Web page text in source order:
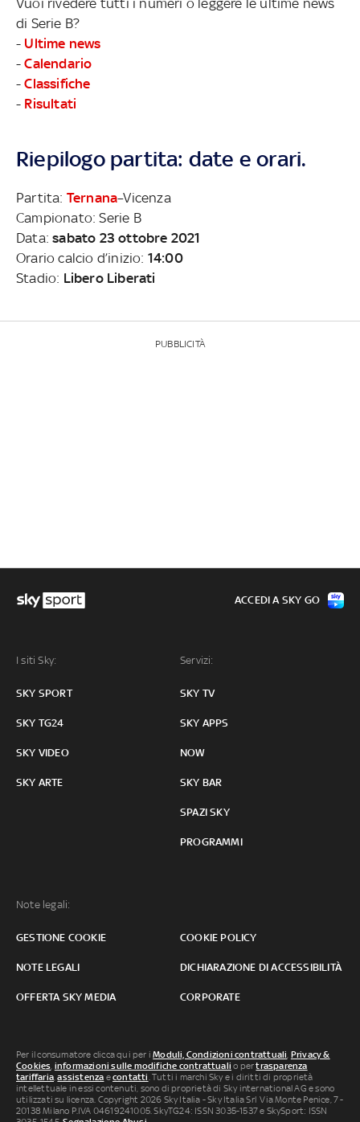
di Serie B?
- Ultime news
-Calendario
-Classifiche
- Risultati
Riepilogo partita: date e orari.
Partita: Ternana–Vicenza
Campionato: Serie B
Data:sabato 23 ottobre 2021
Orario calcio d’inizio: 14:00
Stadio: Libero Liberati
PUBBLICITÀ
I siti Sky:
SKY SPORT
SKY TG24
SKY VIDEO
SKY ARTE
Servizi:
SKY TV
SKY APPS
NOW
SKY BAR
SPAZI SKY
PROGRAMMI
Note legali:
GESTIONE COOKIE COOKIE POLICY
NOTE LEGALI DICHIARAZIONE DI ACCESSIBILITÀ
OFFERTA SKY MEDIA CORPORATE
ACCEDI A SKY GO
Per il consumatore clicca qui per iModuli, Condizioni contrattuali Privacy &
Cookies informazioni sulle modifiche contrattuali o pertrasparenza
tariffaria ,assistenza econtatti . Tutti i marchi Sky e i diritti di proprietà
intellettuale in essi contenuti, sono di proprietà di Sky international AG e sono
utilizzati su licenza. Copyright 2026 Sky Italia - Sky Italia Srl Via Monte Penice, 7 -
20138 Milano P.IVA 04619241005. SkyTG24: ISSN 3035-1537 e SkySport: ISSN